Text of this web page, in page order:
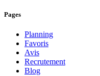
Pages
Planning
Favoris
Avis
Recrutement
Blog